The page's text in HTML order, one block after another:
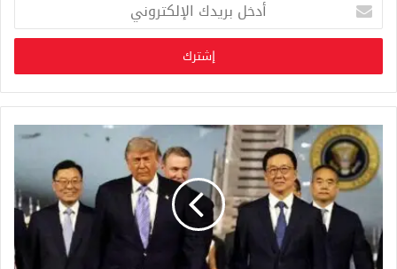
خ
ب
ر
ي
د
ك
ا
ل
ل
ك